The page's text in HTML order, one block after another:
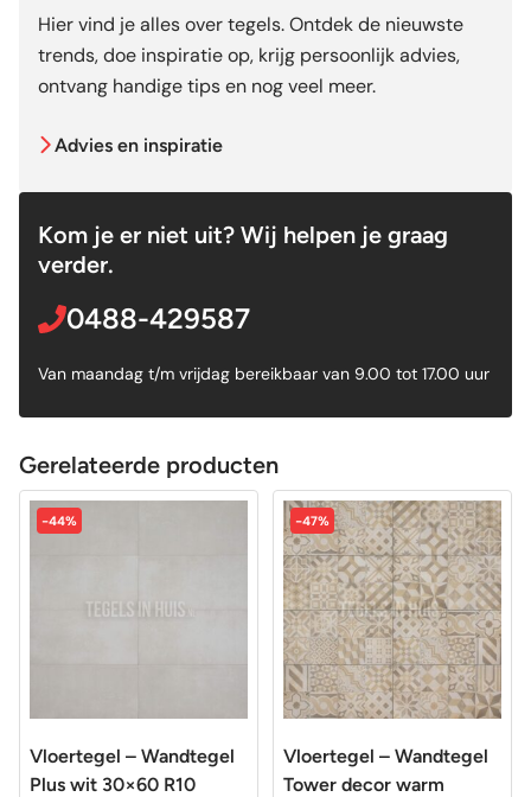
Hier vind je alles over tegels. Ontdek de nieuwste
trends, doe inspiratie op, krijg persoonlijk advies,
ontvang handige tips en nog veel meer.
Advies en inspiratie
Kom je er niet uit? Wij helpen je graag
verder.
0488-429587
Van maandag t/m vrijdag bereikbaar van 9.00 tot 17.00 uur
Gerelateerde producten
-44%
Vloertegel – Wandtegel
Plus wit 30×60 R10
-47%
Vloertegel – Wandtegel
Tower decor warm